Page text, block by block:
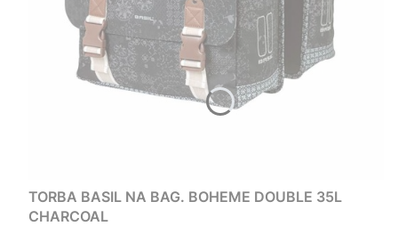
TORBA BASIL NA BAG. BOHEME DOUBLE 35L
CHARCOAL